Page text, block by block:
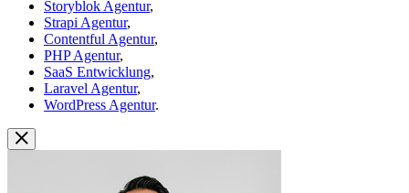
Storyblok Agentur,
Strapi Agentur,
Contentful Agentur,
PHP Agentur,
SaaS Entwicklung,
Laravel Agentur,
WordPress Agentur.